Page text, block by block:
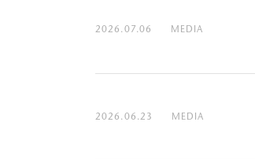
2026.07.06 MEDIA
2026.06.23 MEDIA